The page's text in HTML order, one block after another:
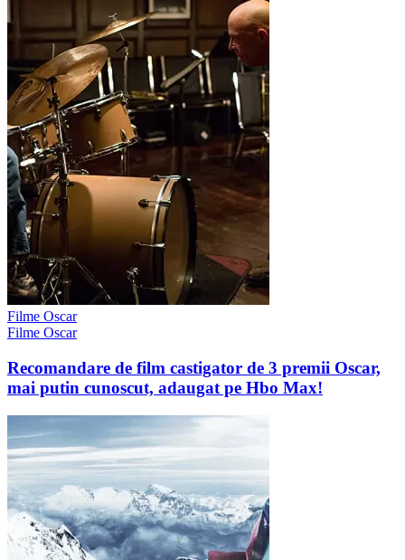
Filme Oscar
Filme Oscar
Recomandare de film castigator de 3 premii Oscar,
mai putin cunoscut, adaugat pe Hbo Max!